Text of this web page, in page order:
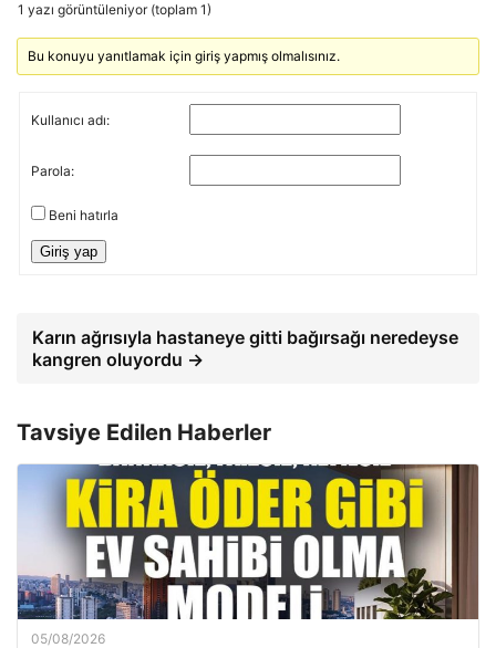
1 yazı görüntüleniyor (toplam 1)
Bu konuyu yanıtlamak için giriş yapmış olmalısınız.
Kullanıcı adı:
Parola:
Beni hatırla
Giriş yap
Karın ağrısıyla hastaneye gitti bağırsağı neredeyse
kangren oluyordu →
Tavsiye Edilen Haberler
05/08/2026